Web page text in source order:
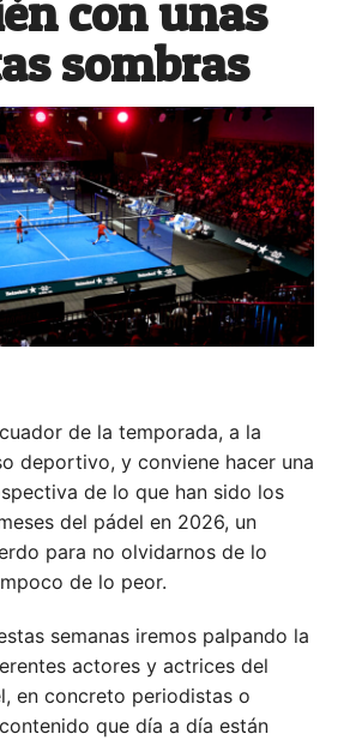
con unas
sombras
de la temporada, a la
deportivo, y conviene hacer una
de lo que han sido los
del pádel en 2026, un
para no olvidarnos de lo
de lo peor.
semanas iremos palpando la
actores y actrices del
en concreto periodistas o
que día a día están